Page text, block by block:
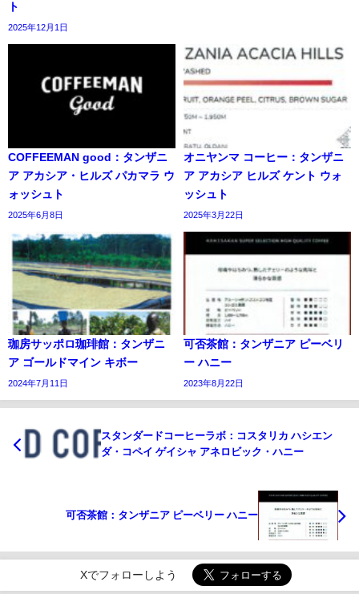
ト
2025年12月1日
COFFEEMAN good：タンザニ
ア アカシア・ヒルズ パカマラ ウ
ォッシュト
2025年6月8日
オニヤンマ コーヒー：タンザニ
ア アカシア ヒルズ ケント ウォ
ッシュト
2025年3月22日
珈房サッポロ珈琲館：タンザニ
ア ゴールドマイン キボー
2024年7月11日
可否茶館：タンザニア ピーベリ
ー ハニー
2023年8月22日
スタンダードコーヒーラボ：コスタリカ ハシエン
ダ・コペイ ゲイシャ アネロビック・ハニー
可否茶館：タンザニア ピーベリー ハニー
Xでフォローしよう